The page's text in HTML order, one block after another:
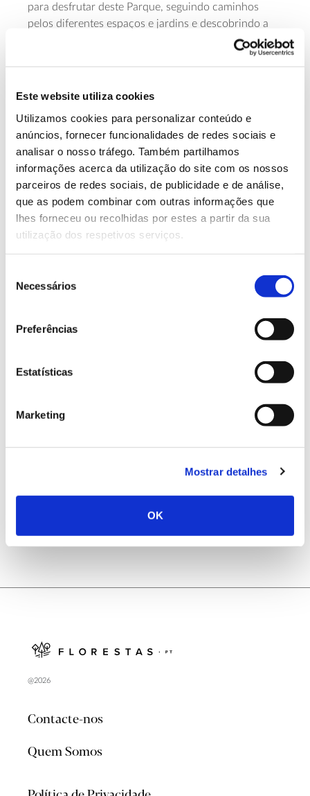
Este website utiliza cookies
Utilizamos cookies para personalizar conteúdo e
anúncios, fornecer funcionalidades de redes sociais e
analisar o nosso tráfego. Também partilhamos
informações acerca da utilização do site com os nossos
parceiros de redes sociais, de publicidade e de análise,
que as podem combinar com outras informações que
lhes forneceu ou recolhidas por estes a partir da sua
utilização dos respetivos serviços.
Necessários
Preferências
Estatísticas
Marketing
Mostrar detalhes
OK
para desfrutar deste Parque, seguindo caminhos
pelos diferentes espaços e jardins e descobrindo a
habitat. O
ponto de encontro está marcado para as 15:00, na
participantes, requer a aquisição de bilhete.
Saiba mais sobre esta visita sazonal de
verão
13.07.2026
Genoma do priolo e de outras espécies em risco:
conhecer para conservar
Registar galhas de Trichi em acácia-das-espigas:
@2026
Contacte-nos
Quem Somos